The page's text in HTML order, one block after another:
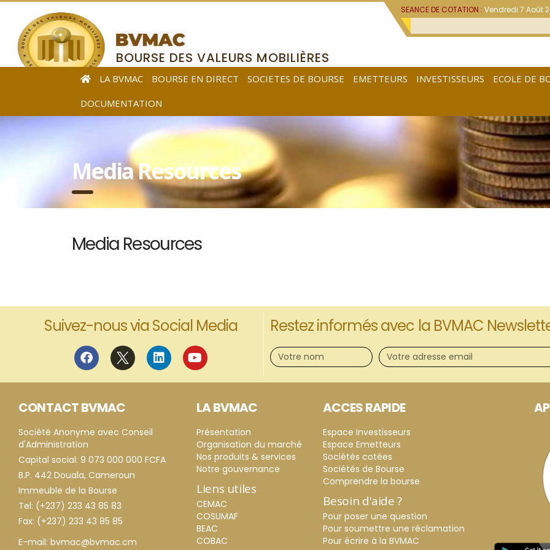
SEANCE DE COTATION :Vendredi 7 Août
BOURSE DES VALEURS MOBILIÈRES
DE L’AFRIQUE CENTRALE
LA BVMAC BOURSE EN DIRECT SOCIETES DE BOURSE EMETTEURS INVESTISSEURS ECOLE DE
DOCUMENTATION
Media Resources
Media Resources
Suivez-nous via Social Media Restez informés avec la BVMAC
CONTACT BVMAC
Société Anonyme avec Conseil
d'Administration
Capital social: 9 073 000 000 FCFA
B.P. 442 Douala, Cameroun
Immeuble de la Bourse
Tel: (+237) 233 43 85 83
Fax: (+237) 233 43 85 85
E-mail: bvmac@bvmac.cm
LA BVMAC
Présentation
Organisation du marché
Nos produits & services
Notre gouvernance
Liens utiles
CEMAC
COSUMAF
BEAC
COBAC
ACCES RAPIDE
Espace Investisseurs
Espace Emetteurs
Sociétés cotées
Sociétés de Bourse
Comprendre la bourse
Besoin d'aide ?
Pour poser une question
Pour soumettre une réclamation
Pour écrire à la BVMAC